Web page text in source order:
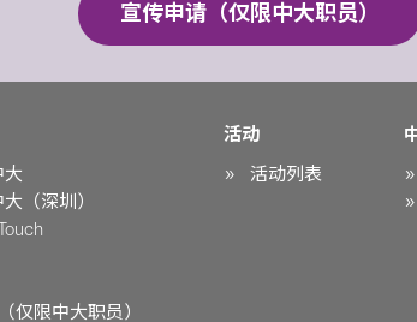
宣传申请（仅限中大职员）
大
（深圳）
仅限中大职员）
活动
活动列表